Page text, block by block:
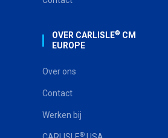
OVER CARLISLE® CM
EUROPE
Over ons
Contact
Werken bij
®